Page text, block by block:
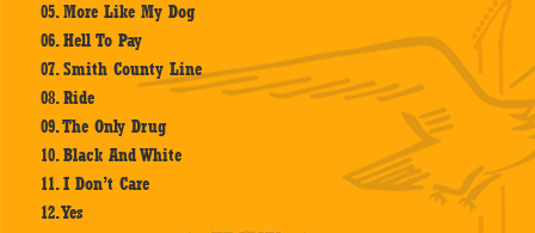
05. More Like My Dog
06. Hell To Pay
07. Smith County Line
08. Ride
09. The Only Drug
10. Black And White
11. I Don’t Care
12. Yes